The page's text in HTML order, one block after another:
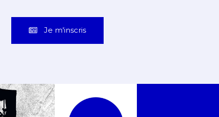
Je m'inscris